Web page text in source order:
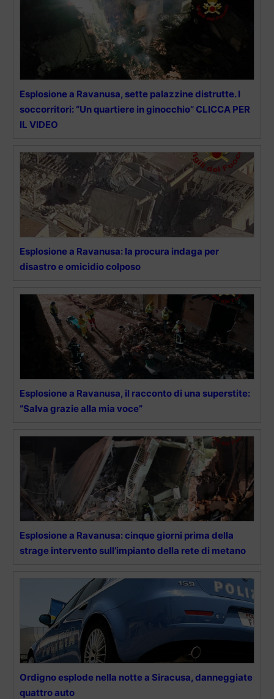
Esplosione a Ravanusa, sette palazzine distrutte. I
soccorritori: “Un quartiere in ginocchio” CLICCA PER
IL VIDEO
Esplosione a Ravanusa: la procura indaga per
disastro e omicidio colposo
Esplosione a Ravanusa, il racconto di una superstite:
“Salva grazie alla mia voce”
Esplosione a Ravanusa: cinque giorni prima della
strage intervento sull’impianto della rete di metano
Ordigno esplode nella notte a Siracusa, danneggiate
quattro auto